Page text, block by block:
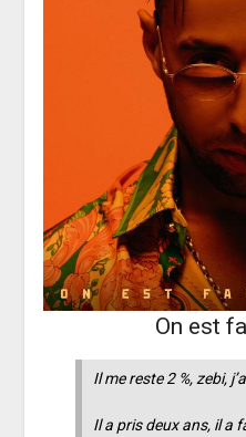
On est
Il me reste 2 %, zebi,
Il a pris deux ans, il a